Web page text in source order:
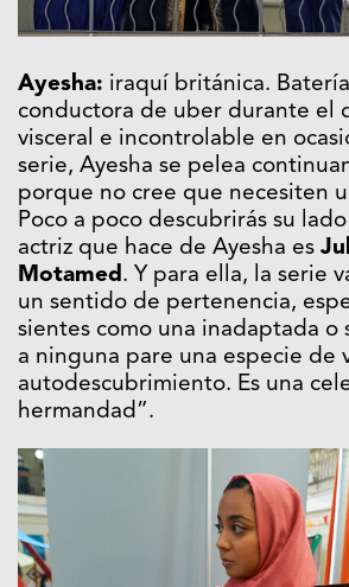
Ayesha: iraquí británica.
conductora de uber durante el
visceral e incontrolable en
serie, Ayesha se pelea
porque no cree que necesiten
Poco a poco descubrirás su
actriz que hace de Ayesha es
Motamed. Y para ella, la serie
un sentido de pertenencia,
sientes como una inadaptada o
a ninguna pare una especie de
autodescubrimiento. Es una
hermandad”.